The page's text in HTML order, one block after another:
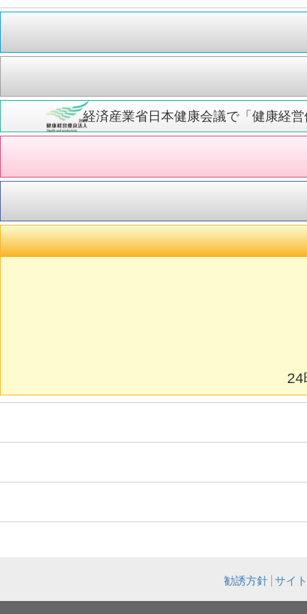
経済産業省日本健康会議で「健康経
24
勧誘方針 サイ